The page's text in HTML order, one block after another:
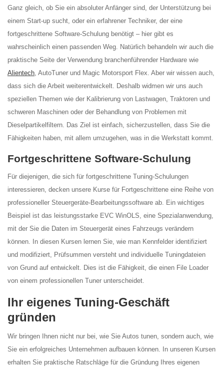
Ganz gleich, ob Sie ein absoluter Anfänger sind, der Unterstützung bei
einem Start-up sucht, oder ein erfahrener Techniker, der eine
fortgeschrittene Software-Schulung benötigt – hier gibt es
wahrscheinlich einen passenden Weg. Natürlich behandeln wir auch die
praktische Seite der Verwendung branchenführender Hardware wie
Alientech, AutoTuner und Magic Motorsport Flex. Aber wir wissen auch,
dass sich die Arbeit weiterentwickelt. Deshalb widmen wir uns auch
speziellen Themen wie der Kalibrierung von Lastwagen, Traktoren und
schweren Maschinen oder der Behandlung von Problemen mit
Dieselpartikelfiltern. Das Ziel ist einfach, sicherzustellen, dass Sie die
Fähigkeiten haben, mit allem umzugehen, was in die Werkstatt kommt.
Fortgeschrittene Software-Schulung
Für diejenigen, die sich für fortgeschrittene Tuning-Schulungen
interessieren, decken unsere Kurse für Fortgeschrittene eine Reihe von
professioneller Steuergeräte-Bearbeitungssoftware ab. Ein wichtiges
Beispiel ist das leistungsstarke EVC WinOLS, eine Spezialanwendung,
mit der Sie die Daten im Steuergerät eines Fahrzeugs verändern
können. In diesen Kursen lernen Sie, wie man Kennfelder identifiziert
und modifiziert, Prüfsummen versteht und individuelle Tuningdateien
von Grund auf entwickelt. Dies ist die Fähigkeit, die einen File Loader
von einem professionellen Tuner unterscheidet.
Ihr eigenes Tuning-Geschäft
gründen
Wir bringen Ihnen nicht nur bei, wie Sie Autos tunen, sondern auch, wie
Sie ein erfolgreiches Unternehmen aufbauen können. In unseren Kursen
erhalten Sie praktische Ratschläge für die Gründung Ihres eigenen